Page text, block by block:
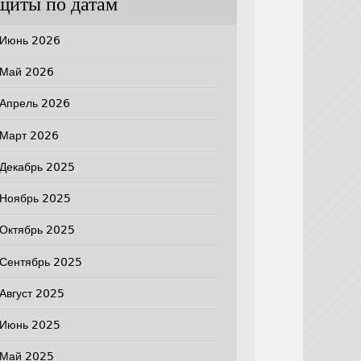
по датам
Июнь 2026
Май 2026
Апрель 2026
Март 2026
Декабрь 2025
Ноябрь 2025
Октябрь 2025
Сентябрь 2025
Август 2025
Июнь 2025
Май 2025